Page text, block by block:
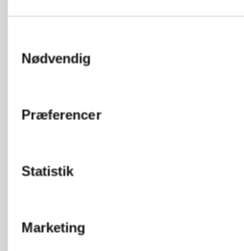
Nødvendig
Præferencer
Statistik
Marketing